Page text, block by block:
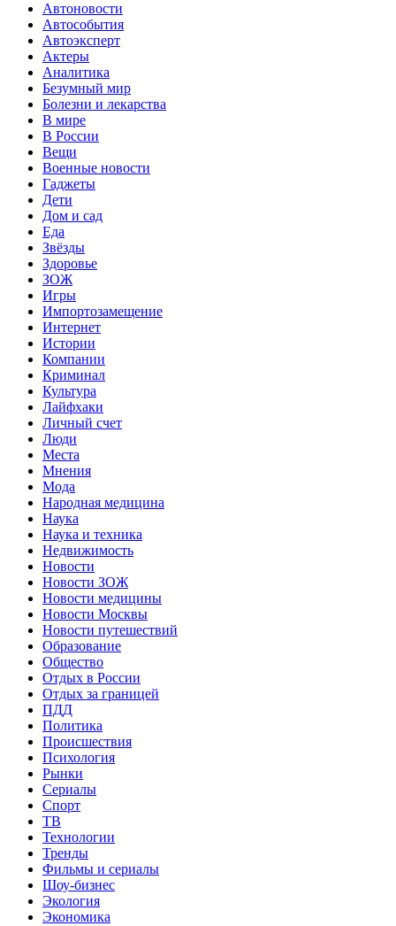
Автоновости
Автособытия
Автоэксперт
Актеры
Аналитика
Безумный мир
Болезни и лекарства
В мире
В России
Вещи
Военные новости
Гаджеты
Дети
Дом и сад
Еда
Звёзды
Здоровье
ЗОЖ
Игры
Импортозамещение
Интернет
Истории
Компании
Криминал
Культура
Лайфхаки
Личный счет
Люди
Места
Мнения
Мода
Народная медицина
Наука
Наука и техника
Недвижимость
Новости
Новости ЗОЖ
Новости медицины
Новости Москвы
Новости путешествий
Образование
Общество
Отдых в России
Отдых за границей
ПДД
Политика
Происшествия
Психология
Рынки
Сериалы
Спорт
ТВ
Технологии
Тренды
Фильмы и сериалы
Шоу-бизнес
Экология
Экономика